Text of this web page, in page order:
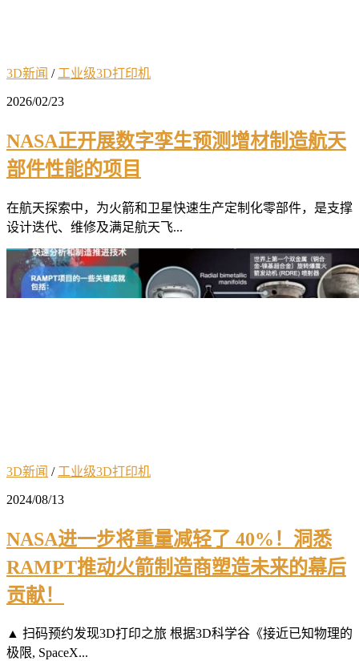
3D新闻 / 工业级3D打印机
2026/02/23
NASA正开展数字孪生预测增材制造航天
部件性能的项目
在航天探索中，为火箭和卫星快速生产定制化零部件，是支撑
设计迭代、维修及满足航天飞...
3D新闻 / 工业级3D打印机
2024/08/13
NASA进一步将重量减轻了 40%！洞悉
RAMPT推动火箭制造商塑造未来的幕后
贡献！
▲ 扫码预约发现3D打印之旅 根据3D科学谷《接近已知物理的
极限, SpaceX...